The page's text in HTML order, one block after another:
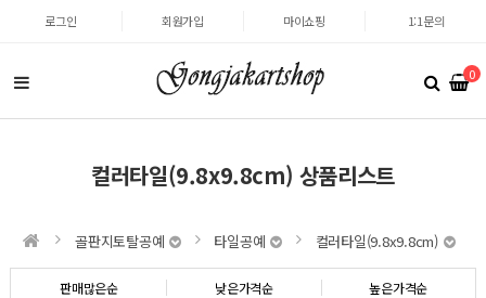
로그인 회원가입 마이쇼핑 1:1문의
0
컬러타일(9.8x9.8cm) 상품리스트
골판지토탈공예 타일공예 컬러타일(9.8x9.8cm)
판매많은순 낮은가격순 높은가격순